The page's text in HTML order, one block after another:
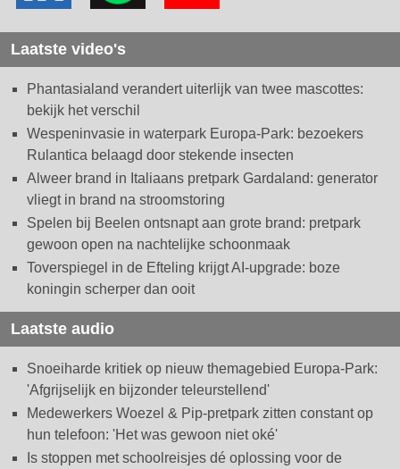
Laatste video's
Phantasialand verandert uiterlijk van twee mascottes:
bekijk het verschil
Wespeninvasie in waterpark Europa-Park: bezoekers
Rulantica belaagd door stekende insecten
Alweer brand in Italiaans pretpark Gardaland: generator
vliegt in brand na stroomstoring
Spelen bij Beelen ontsnapt aan grote brand: pretpark
gewoon open na nachtelijke schoonmaak
Toverspiegel in de Efteling krijgt AI-upgrade: boze
koningin scherper dan ooit
Laatste audio
Snoeiharde kritiek op nieuw themagebied Europa-Park:
'Afgrijselijk en bijzonder teleurstellend'
Medewerkers Woezel & Pip-pretpark zitten constant op
hun telefoon: 'Het was gewoon niet oké'
Is stoppen met schoolreisjes dé oplossing voor de